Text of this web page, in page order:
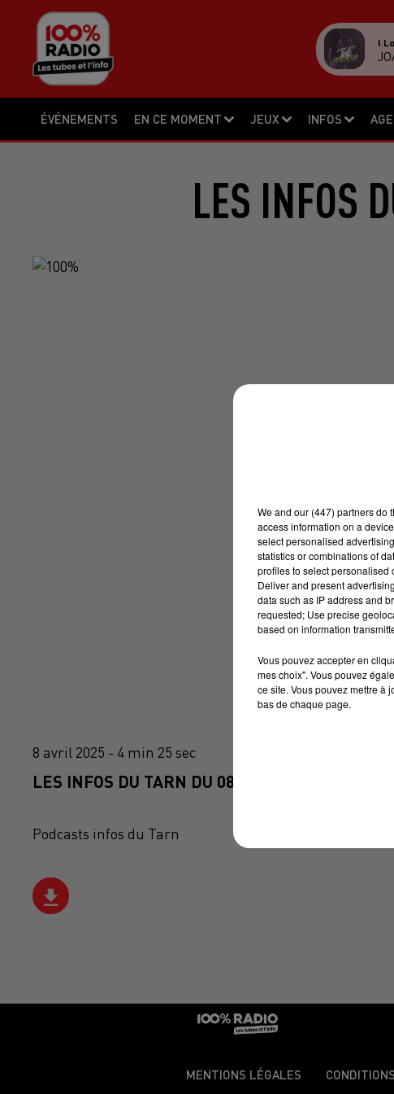
ÉVÉNEMENTS EN CE MOMENT JEUX INFOS
I
LES INFOS
8 avril 2025 - 4 min 25 sec
LES INFOS DU TARN DU 08/04/2025 À 07H30
Podcasts infos du Tarn
MENTIONS LÉGALES
We and our (447) partnersdo
access information on a
select personalised
statistics or combinations of
profiles to select personalised
Deliver and present
data such as IP address and
requested; Use precise
based on information
Vous pouvez accepter en
mes choix". Vous pouvez
ce site. Vous pouvez mettre à
bas de chaque page.